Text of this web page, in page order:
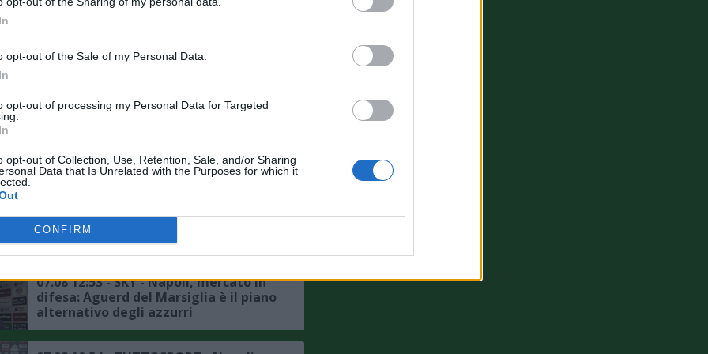
opt-out of the Sale of my Personal Data.
opt-out of processing my Personal Data for Targeted
opt-out of Collection, Use, Retention, Sale, and/or Sharing
Data that Is Unrelated with the Purposes for which it
CONFIRM
la richiesta del Napoli"
07.08 21:45 - MERCATO - Schira:
dettagli"
su Milinkovic-Savic, le ultime"
Napoli sta studiando l'idea Juan
Musso dell'Atletico Madrid"
07.08 12:53 - SKY - Napoli, mercato in
difesa: Aguerd del Marsiglia è il piano
alternativo degli azzurri